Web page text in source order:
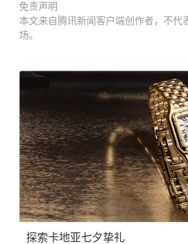
免责声明
本文来自腾讯新闻客户端创作者，不代
场。
探索卡地亚七夕挚礼